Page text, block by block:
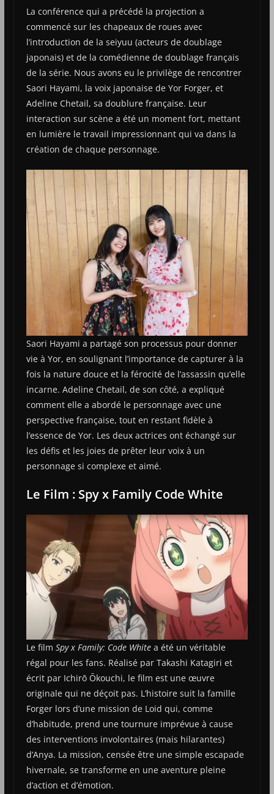
La conférence qui a précédé la projection a
commencé sur les chapeaux de roues avec
l’introduction de la seiyuu (acteurs de doublage
japonais) et de la comédienne de doublage français
de la série. Nous avons eu le privilège de rencontrer
Saori Hayami, la voix japonaise de Yor Forger, et
Adeline Chetail, sa doublure française. Leur
interaction sur scène a été un moment fort, mettant
en lumière le travail impressionnant qui va dans la
création de chaque personnage.
Saori Hayami a partagé son processus pour donner
vie à Yor, en soulignant l’importance de capturer à la
fois la nature douce et la férocité de l’assassin qu’elle
incarne. Adeline Chetail, de son côté, a expliqué
comment elle a abordé le personnage avec une
perspective française, tout en restant fidèle à
l’essence de Yor. Les deux actrices ont échangé sur
les défis et les joies de prêter leur voix à un
personnage si complexe et aimé.
Le Film : Spy x Family Code White
Le film Spy x Family: Code Whitea été un véritable
régal pour les fans. Réalisé par Takashi Katagiri et
écrit par Ichirō Ōkouchi, le film est une œuvre
originale qui ne déçoit pas. L’histoire suit la famille
Forger lors d’une mission de Loid qui, comme
d’habitude, prend une tournure imprévue à cause
des interventions involontaires (mais hilarantes)
d’Anya. La mission, censée être une simple escapade
hivernale, se transforme en une aventure pleine
d’action et d’émotion.